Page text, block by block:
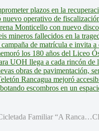
plazos en la
operativo de
Monticello con nuevo disco
mineros fallecidos en la
de matrícula e invita
los 180 años del Liceo
UOH llega a cada rincón de
obras de pavimentación,
Rancagua mejoró
escombros en un